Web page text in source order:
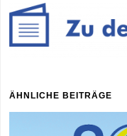
ÄHNLICHE BEITRÄGE